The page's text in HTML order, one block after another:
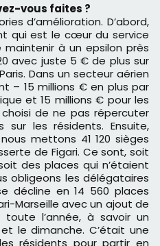
vous faites ?
d’amélioration. D’abord,
qui est le cœur du service
à un epsilon près
avec juste 5 € de plus sur
Dans un secteur aérien
– 15 millions € en plus par
et 15 millions € pour les
de ne pas répercuter
sur les résidents. Ensuite,
mettons 41 120 sièges
de Figari. Ce sont, soit
des places qui n’étaient
obligeons les délégataires
décline en 14 560 places
Marseille avec un ajout de
l’année, à savoir un
le dimanche. C’était une
résidents pour partir en